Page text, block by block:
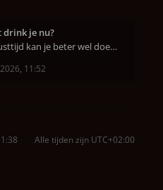
drink je nu?
Jawel, rusttijd kan je beter wel doen anders smaa
11:52
Alle tijden zijn UTC+02:00